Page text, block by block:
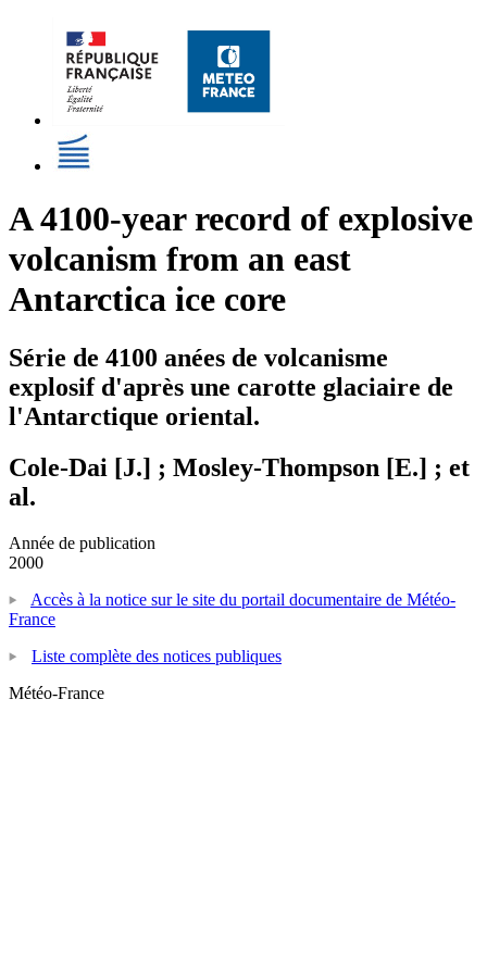
A 4100-year record of explosive
volcanism from an east
Antarctica ice core
Série de 4100 anées de volcanisme
explosif d'après une carotte glaciaire de
l'Antarctique oriental.
Cole-Dai [J.] ; Mosley-Thompson [E.] ; et
al.
Année de publication
2000
Accès à la notice sur le site du portail documentaire de Météo-
France
Liste complète des notices publiques
Météo-France